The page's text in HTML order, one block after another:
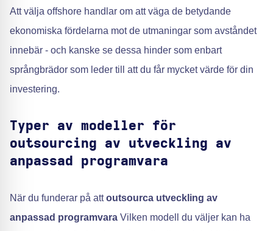
Att välja offshore handlar om att väga de betydande
ekonomiska fördelarna mot de utmaningar som avståndet
innebär - och kanske se dessa hinder som enbart
språngbrädor som leder till att du får mycket värde för din
investering.
Typer av modeller för
outsourcing av utveckling av
anpassad programvara
När du funderar på attoutsourca utveckling av
anpassad programvara Vilken modell du väljer kan ha